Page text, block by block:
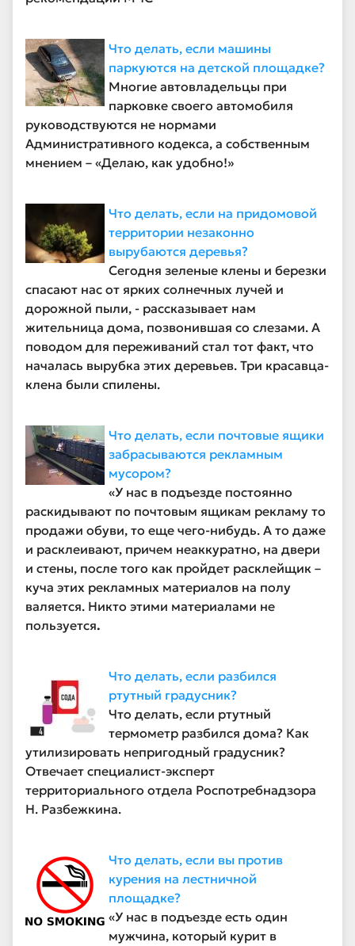
Что делать, если машины
паркуются на детской площадке?
Многие автовладельцы при
парковке своего автомобиля
руководствуются не нормами
Административного кодекса, а собственным
мнением – «Делаю, как удобно!»
Что делать, если на придомовой
территории незаконно
вырубаются деревья?
Сегодня зеленые клены и березки
спасают нас от ярких солнечных лучей и
дорожной пыли, - рассказывает нам
жительница дома, позвонившая со слезами. А
поводом для переживаний стал тот факт, что
началась вырубка этих деревьев. Три красавца-
клена были спилены.
Что делать, если почтовые ящики
забрасываются рекламным
мусором?
«У нас в подъезде постоянно
раскидывают по почтовым ящикам рекламу то
продажи обуви, то еще чего-нибудь. А то даже
и расклеивают, причем неаккуратно, на двери
и стены, после того как пройдет расклейщик –
куча этих рекламных материалов на полу
валяется. Никто этими материалами не
пользуется.
Что делать, если разбился
ртутный градусник?
Что делать, если ртутный
термометр разбился дома? Как
утилизировать непригодный градусник?
Отвечает специалист-эксперт
территориального отдела Роспотребнадзора
Н. Разбежкина.
Что делать, если вы против
курения на лестничной
площадке?
«У нас в подъезде есть один
мужчина, который курит в